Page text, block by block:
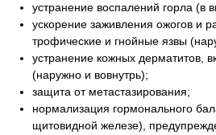
устранение воспалений горла (в
ускорение заживления ожогов и
трофические и гнойные язвы
устранение кожных дерматитов,
(наружно и вовнутрь);
защита от метастазирования;
нормализация гормонального
щитовидной железе),